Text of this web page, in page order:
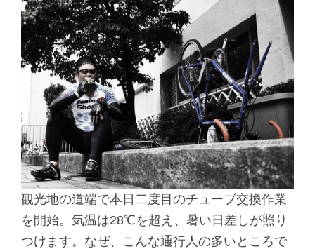
観光地の道端で本日二度目のチューブ交換作業
を開始。気温は28℃を超え、暑い日差しが照り
つけます。なぜ、こんな通行人の多いところで